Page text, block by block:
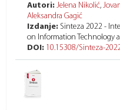
Autori: Jelena Nikolić,
Aleksandra Gagić
Izdanje: Sinteza 2022 -
on Information Technology
DOI: 10.15308/Sinteza-